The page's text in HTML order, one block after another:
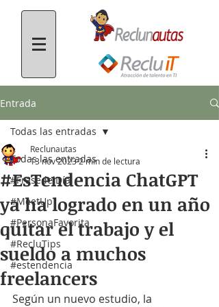
Entrada
Todas las entradas
#FrasedelDía
#MeetUp
#PersonaFavorita
#RecluTips
#estendencia
Todas las entradas
#EsTendencia ChatGPT
ya ha logrado en un año
quitar el trabajo y el
sueldo a muchos
freelancers
Reclunautas
13 nov 20232 min de lectura
Según un nuevo estudio, la